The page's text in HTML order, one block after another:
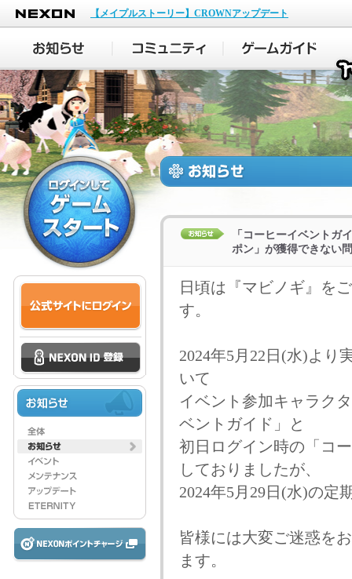
NEXON
【メイプルストーリー】CROWNアップデート
「コーヒーイベントガ
ポン」が獲得できない
日頃は『マビノギ』を
す。
2024年5月22日(水)より
いて
イベント参加キャラク
ベントガイド」と
初日ログイン時の「コ
しておりましたが、
2024年5月29日(水)の定
皆様には大変ご迷惑を
ます。